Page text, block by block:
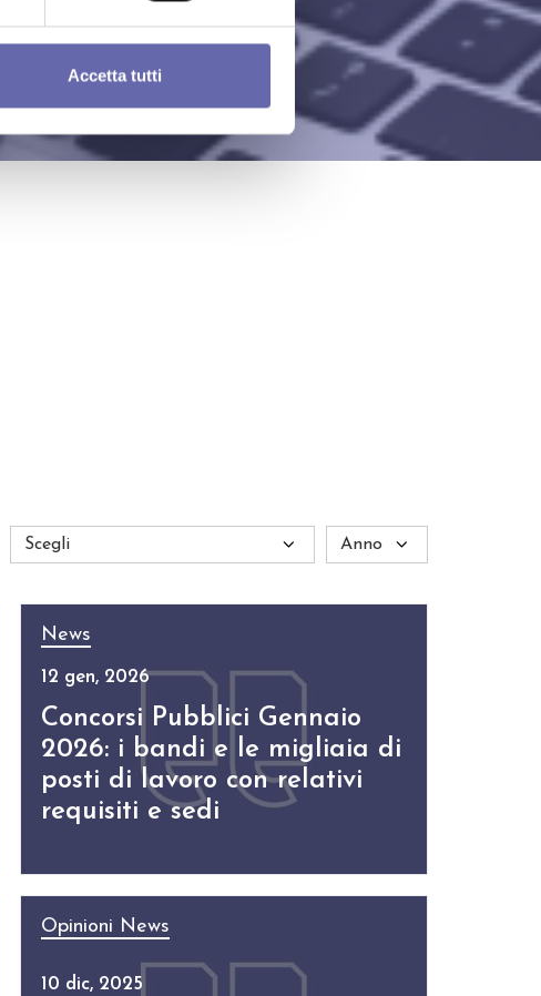
Accetta tutti
News
12 gen, 2026
Concorsi Pubblici Gennaio
2026: i bandi e le migliaia di
posti di lavoro con relativi
requisiti e sedi
Opinioni News
10 dic, 2025